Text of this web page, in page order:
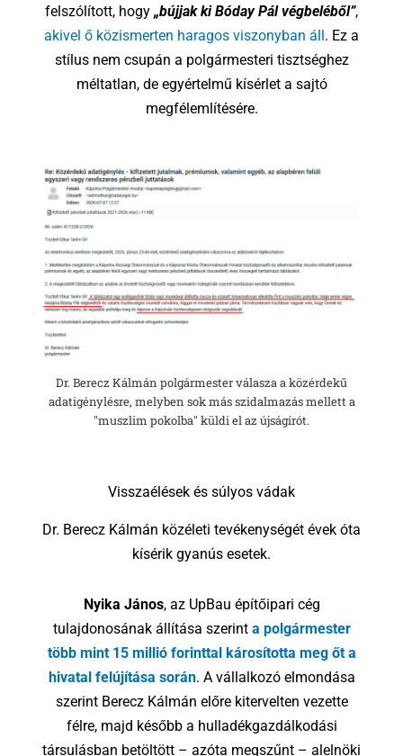
felszólított, hogy „bújjak ki Bóday Pál végbeléből”,
akivel ő közismerten haragos viszonyban áll. Ez a
stílus nem csupán a polgármesteri tisztséghez
méltatlan, de egyértelmű kísérlet a sajtó
megfélemlítésére.
Dr. Berecz Kálmán polgármester válasza a közérdekű
adatigénylésre, melyben sok más szidalmazás mellett a
"muszlim pokolba" küldi el az újságírót.
Visszaélések és súlyos vádak
Dr. Berecz Kálmán közéleti tevékenységét évek óta
kísérik gyanús esetek.
Nyika János, az UpBau építőipari cég
tulajdonosának állítása szerint a polgármester
több mint 15 millió forinttal károsította meg őt a
hivatal felújítása során. A vállalkozó elmondása
szerint Berecz Kálmán előre kitervelten vezette
félre, majd később a hulladékgazdálkodási
társulásban betöltött – azóta megszűnt – alelnöki